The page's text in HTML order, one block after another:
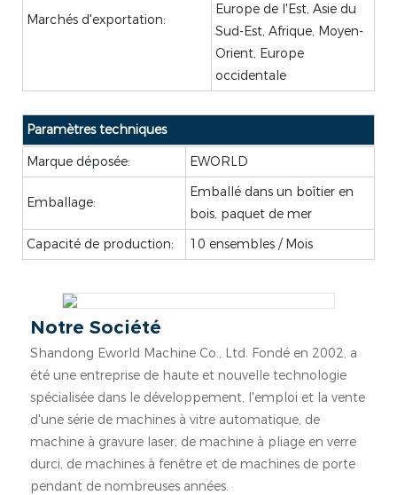
Marchés d'exportation:
Europe de l'Est, Asie du
Sud-Est, Afrique, Moyen-
Orient, Europe
occidentale
Paramètres techniques
Marque déposée:
EWORLD
Emballage:
Emballé dans un boîtier en
bois, paquet de mer
Capacité de production:
10 ensembles / Mois
Notre Société
Shandong Eworld Machine Co., Ltd. Fondé en 2002, a
été une entreprise de haute et nouvelle technologie
spécialisée dans le développement, l'emploi et la vente
d'une série de machines à vitre automatique, de
machine à gravure laser, de machine à pliage en verre
durci, de machines à fenêtre et de machines de porte
pendant de nombreuses années.